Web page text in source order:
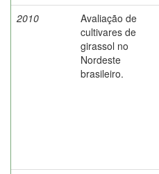
2010
Avaliação de
cultivares de
girassol no
Nordeste
brasileiro.